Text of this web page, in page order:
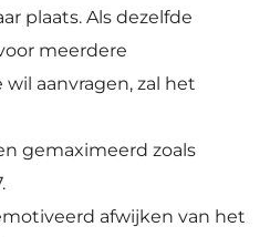
plaats. Als dezelfde
meerdere
aanvragen, zal het
gemaximeerd zoals
afwijken van het